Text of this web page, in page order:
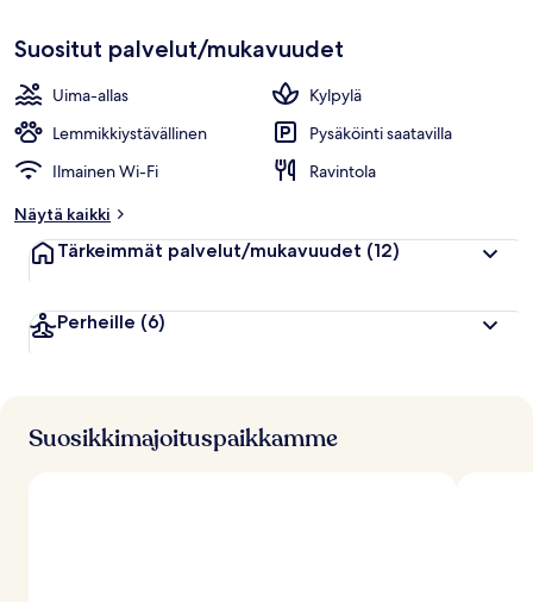
Suositut palvelut/mukavuudet
Uima-allas
Kylpylä
Lemmikkiystävällinen
Pysäköinti saatavilla
Ilmainen Wi-Fi
Ravintola
Näytä kaikki
Tärkeimmät palvelut/mukavuudet (12)
Perheille (6)
Suosikkimajoituspaikkamme